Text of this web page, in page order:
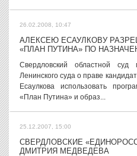
26.02.2008, 10:47
АЛЕКСЕЮ ЕСАУЛКОВУ
«ПЛАН ПУТИНА» ПО
Свердловский областной суд
Ленинского суда о праве
Есаулкова использовать
«План Путина» и образ...
25.12.2007, 15:00
СВЕРДЛОВСКИЕ
ДМИТРИЯ МЕДВЕДЕВА